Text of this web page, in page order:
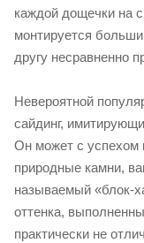
каждой дощечки на
монтируется
другу несравненно
Невероятной
сайдинг,
Он может с успехом
природные камни,
называемый «блок-
оттенка,
практически не